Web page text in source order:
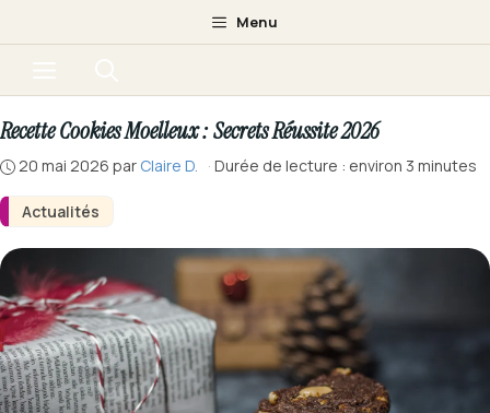
au
Menu
Actualités
Recette Cookies Moelleux : Secrets Réussite 2026
20 mai 2026 par Claire D. · Durée de lecture : environ 3 minutes